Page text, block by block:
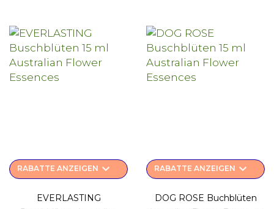
RABATTE ANZEIGEN keyboard_arrow_down
EVERLASTING
RABATTE ANZEIGEN keyboard_arrow_down
DOG ROSE Buchblüten